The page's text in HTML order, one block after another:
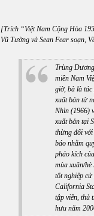
[Trích “Việt Nam Cộng Hòa
Vũ Tường và Sean Fear soạn,
Trùng
miền Nam
giờ, bà là tác
xuất bản từ
Nhìn (1966)
xuất bản tại
thừng đối với
báo nhằm
pháo kích của
mùa xuân/hè
tốt nghiệp cử
California
tập viên, thủ
hưu năm